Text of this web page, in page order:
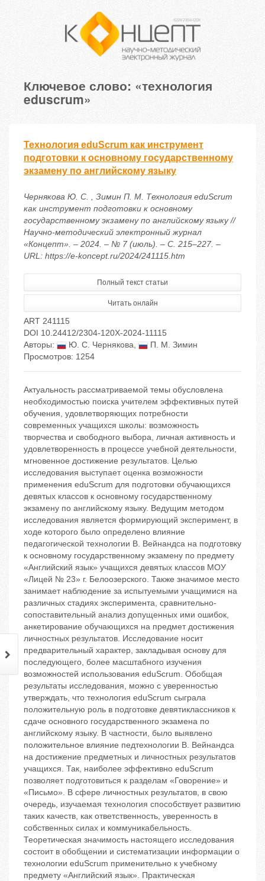
Ключевое слово: «технология
eduscrum»
Технология еduScrum как инструмент
подготовки к основному государственному
экзамену по английскому языку
Чернякова Ю. С. , Зимин П. М. Технология еduScrum
как инструмент подготовки к основному
государственному экзамену по английскому языку //
Научно-методический электронный журнал
«Концепт». – 2024. – № 7 (июль). – С. 215–227. –
URL: https://e-koncept.ru/2024/241115.htm
Полный текст статьи
Читать онлайн
ART 241115
DOI 10.24412/2304-120X-2024-11115
Авторы:
Ю. С. Чернякова,
П. М. Зимин
Просмотров: 1254
Актуальность рассматриваемой темы обусловлена
необходимостью поиска учителем эффективных путей
обучения, удовлетворяющих потребности
современных учащихся школы: возможность
творчества и свободного выбора, личная активность и
удовлетворенность в процессе учебной деятельности,
мгновенное достижение результатов. Целью
исследования выступает оценка возможности
применения eduScrum для подготовки обучающихся
девятых классов к основному государственному
экзамену по английскому языку. Ведущим методом
исследования является формирующий эксперимент, в
ходе которого было определено влияние
педагогической технологии В. Вейнандса на подготовку
к основному государственному экзамену по предмету
«Английский язык» учащихся девятых классов МОУ
«Лицей № 23» г. Белоозерского. Также значимое место
занимает наблюдение за испытуемыми учащимися на
различных стадиях эксперимента, сравнительно-
сопоставительный анализ допущенных ими ошибок,
анкетирование обучающихся на предмет достижения
личностных результатов. Исследование носит
предварительный характер, закладывая основу для
последующего, более масштабного изучения
возможностей использования eduScrum. Обобщая
результаты исследования, можно с уверенностью
утверждать, что технология eduScrum сыграла
положительную роль в подготовке девятиклассников к
сдаче основного государственного экзамена по
английскому языку. В частности, было выявлено
положительное влияние педтехнологии В. Вейнандса
на достижение предметных и личностных результатов
учащихся. Так, наиболее эффективно eduScrum
позволяет подготовиться к разделам «Говорение» и
«Письмо». В сфере личностных результатов, в свою
очередь, изучаемая технология способствует развитию
таких качеств, как ответственность, уверенность в
собственных силах и коммуникабельность.
Теоретическая значимость настоящего исследования
состоит в обобщении и систематизации информации о
технологии eduScrum применительно к учебному
предмету «Английский язык». Практическая